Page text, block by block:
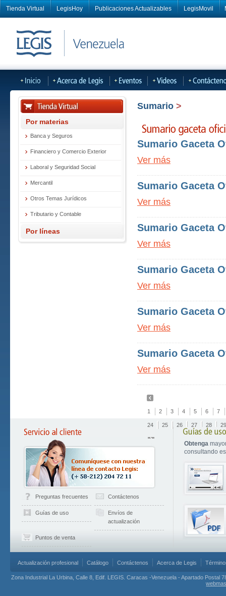
Tienda Virtual LegisHoy Publicaciones Actualizables LegisMovil
Por materias
Banca y Seguros
Financiero y Comercio Exterior
Laboral y Seguridad Social
Mercantil
Otros Temas Jurídicos
Tributario y Contable
Por líneas
Sumario >
Sumario Gaceta
Ver más
Sumario Gaceta
Ver más
Sumario Gaceta
Ver más
Sumario Gaceta
Ver más
Sumario Gaceta
Ver más
Sumario Gaceta
Ver más
1 2 3 4 5 6 7
24 25 26 27 28 29
Preguntas frecuentes Contáctenos
Guías de uso
Envíos de
actualización
Puntos de venta
Obtenga
consultando
Actualización profesional Catálogo Contáctenos Acerca de Legis
Zona Industrial La Urbina, Calle 8, Edif. LEGIS. Caracas -Venezuela - Apartado